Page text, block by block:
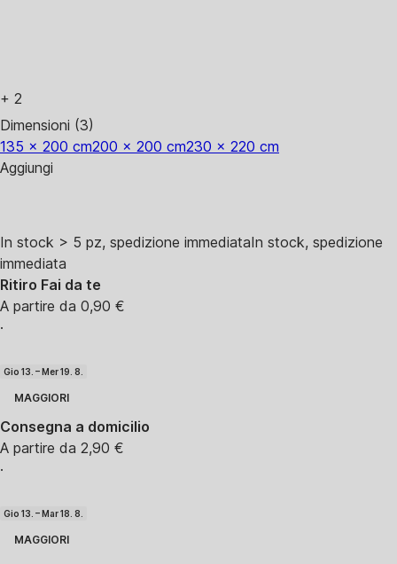
+ 2
Dimensioni (3)
135 x 200 cm200 x 200 cm230 x 220 cm
Aggiungi
In stock > 5 pz, spedizione immediataIn stock, spedizione
immediata
Ritiro Fai da te
A partire da 0,90 €
·
Gio 13. – Mer 19. 8.
MAGGIORI
Consegna a domicilio
A partire da 2,90 €
·
Gio 13. – Mar 18. 8.
MAGGIORI